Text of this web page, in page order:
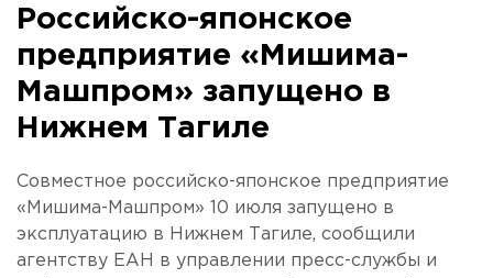
Российско-японское
предприятие «Мишима-
Машпром» запущено в
Нижнем Тагиле
Совместное российско-японское предприятие
«Мишима-Машпром» 10 июля запущено в
эксплуатацию в Нижнем Тагиле, сообщили
агентству ЕАН в управлении пресс-службы и